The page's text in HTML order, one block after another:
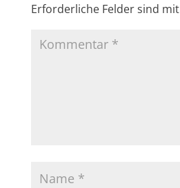
Erforderliche Felder sind mit